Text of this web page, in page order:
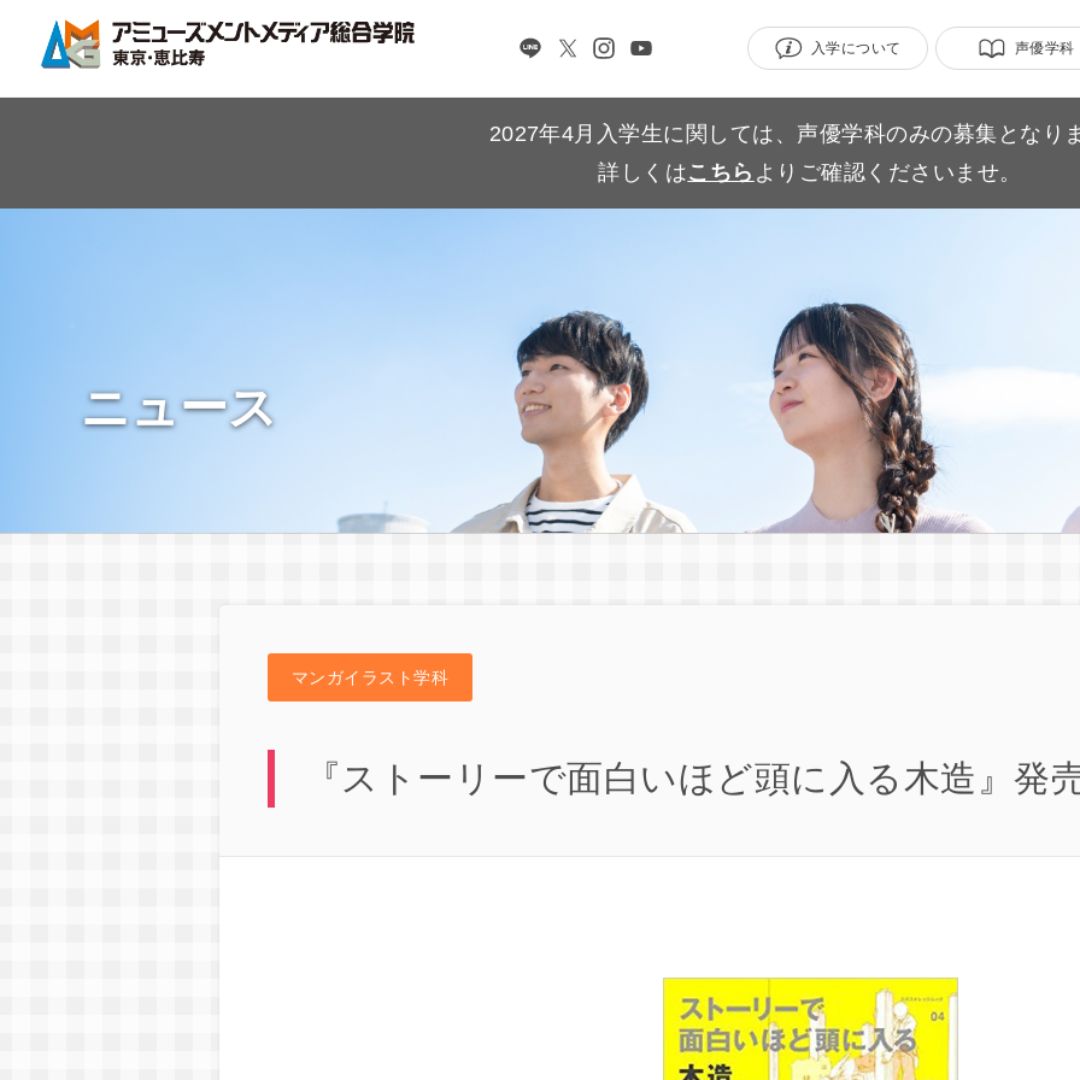
入学について 声優学科
2027年4月入学生に関しては、声優学科のみの募集となり
詳しくはこちら よりご確認くださいませ。
ニュース
マンガイラスト学科
『ストーリーで面白いほど頭に入る木造』発